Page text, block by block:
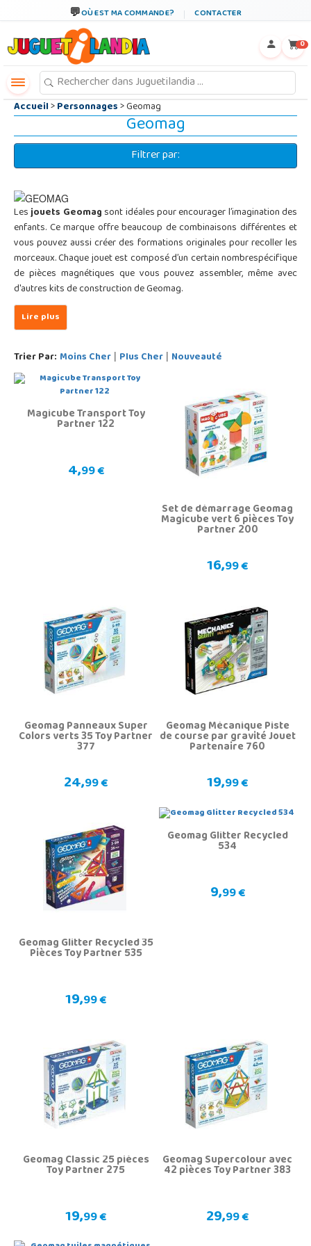
OÙ EST MA COMMANDE? CONTACTER
0
Accueil>Personnages> Geomag
Geomag
Filtrer par:
Lesjouets Geomagsont idéales pour encourager l’imagination des
enfants. Ce marque offre beaucoup de combinaisons différentes et
vous pouvez aussi créer des formations originales pour recoller les
morceaux. Chaque jouet est composé d’un certain nombrespécifique
de pièces magnétiques que vous pouvez assembler, même avec
d'autres kits de construction de Geomag.
Trier Par: Moins Cher | Plus Cher | Nouveauté
Magicube Transport Toy
Partner 122
4,99 €
Set de démarrage Geomag
Magicube vert 6 pièces Toy
Partner 200
16,99 €
Geomag Panneaux Super
Colors verts 35 Toy Partner
377
24,99 €
Geomag Mécanique Piste
de course par gravité Jouet
Partenaire 760
19,99 €
Geomag Glitter Recycled 35
Pièces Toy Partner 535
19,99 €
Geomag Glitter Recycled
534
9,99 €
Geomag Classic 25 pièces
Toy Partner 275
19,99 €
Geomag Supercolour avec
42 pièces Toy Partner 383
29,99 €